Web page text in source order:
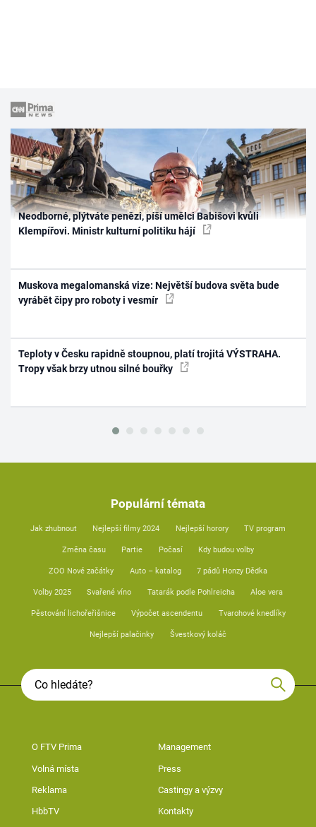
Neodborné, plýtváte penězi, píší umělci Babišovi kvůli
Klempířovi. Ministr kulturní politiku hájí
Muskova megalomanská vize: Největší budova světa bude
vyrábět čipy pro roboty i vesmír
Teploty v Česku rapidně stoupnou, platí trojitá VÝSTRAHA.
Tropy však brzy utnou silné bouřky
Populární témata
Jak zhubnout Nejlepší filmy 2024 Nejlepší horory TV program
Změna času Partie Počasí Kdy budou volby
ZOO Nové začátky Auto – katalog 7 pádů Honzy Dědka
Volby 2025 Svařené víno Tatarák podle Pohlreicha Aloe vera
Pěstování lichořeřišnice Výpočet ascendentu Tvarohové knedlíky
Nejlepší palačinky Švestkový koláč
O FTV Prima Management
Volná místa Press
Reklama Castingy a výzvy
HbbTV Kontakty